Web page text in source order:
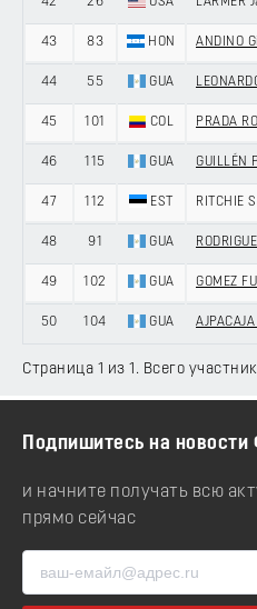
43 83 HON ANDINO
44 55 GUA
45 101 COL PRADA
46 115 GUA GUILLÉN
47 112 EST RITCHIE
48 91 GUA
49 102 GUA GOMEZ
50 104 GUA
Страница 1 из 1. Всего
Подпишитесь на
и начните получать всю
прямо сейчас